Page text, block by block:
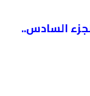
السادس..